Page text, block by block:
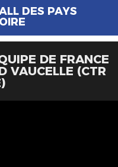
DES PAYS
DE FRANCE
VAUCELLE (CTR